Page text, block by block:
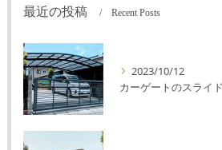
最近の投稿 Recent Posts
2023/10/12